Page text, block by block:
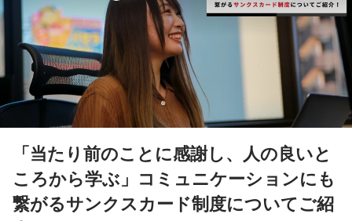
「当たり前のことに感謝し、人の良いと
ころから学ぶ」コミュニケーションにも
繋がるサンクスカード制度についてご紹